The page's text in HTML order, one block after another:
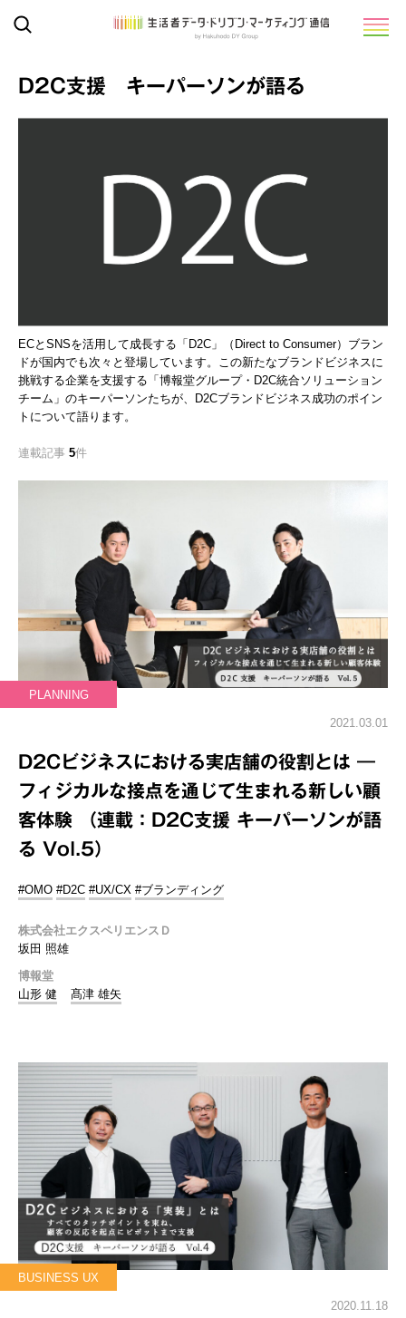
D2C支援 キーパーソンが語る
ECとSNSを活用して成長する「D2C」（Direct to Consumer）ブラン
ドが国内でも次々と登場しています。この新たなブランドビジネスに
挑戦する企業を支援する「博報堂グループ・D2C統合ソリューション
チーム」のキーパーソンたちが、D2Cブランドビジネス成功のポイン
トについて語ります。
連載記事 5件
PLANNING
2021.03.01
D2Cビジネスにおける実店舗の役割とは ―
フィジカルな接点を通じて生まれる新しい顧
客体験 （連載：D2C支援 キーパーソンが語
る Vol.5）
#OMO #D2C #UX/CX #ブランディング
株式会社エクスペリエンスＤ
坂田 照雄
博報堂
山形 健
髙津 雄矢
BUSINESS UX
2020.11.18